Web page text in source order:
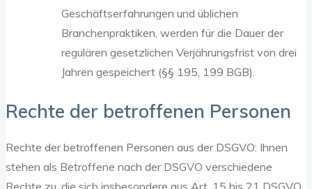
Geschäftserfahrungen und üblichen
Branchenpraktiken, werden für die Dauer der
regulären gesetzlichen Verjährungsfrist von drei
Jahren gespeichert (§§ 195, 199 BGB).
Rechte der betroffenen Personen
Rechte der betroffenen Personen aus der DSGVO: Ihnen
stehen als Betroffene nach der DSGVO verschiedene